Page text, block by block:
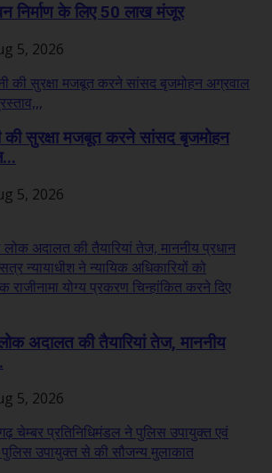
निर्माण के लिए 50 लाख मंजूर
5, 2026
की सुरक्षा मजबूत करने सांसद बृजमोहन
5, 2026
अदालत की तैयारियां तेज, माननीय
5, 2026